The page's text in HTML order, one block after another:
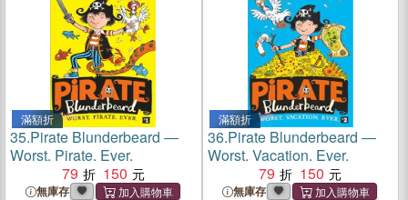
滿額折
35.Pirate Blunderbeard ―
Worst. Pirate. Ever.
79
150
無庫存
滿額折
36.Pirate Blunderbeard ―
Worst. Vacation. Ever.
79
150
無庫存